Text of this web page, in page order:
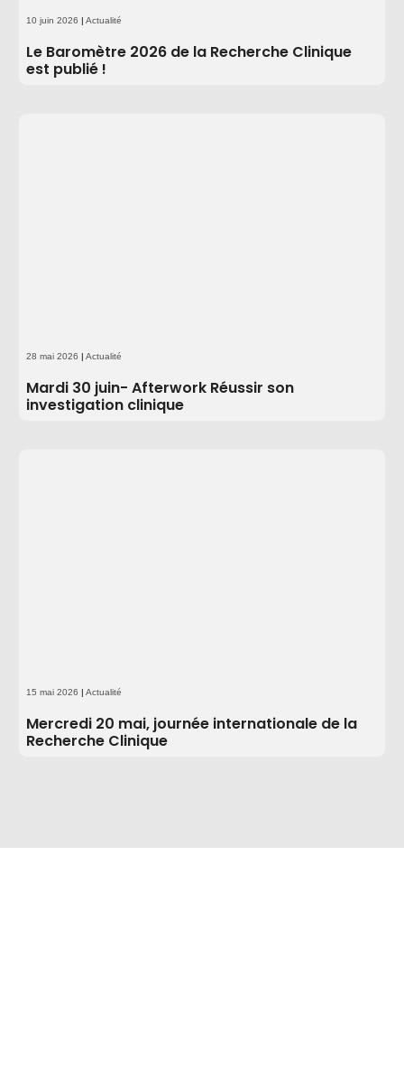
10 juin 2026 | Actualité
Le Baromètre 2026 de la Recherche Clinique
est publié !
28 mai 2026 | Actualité
Mardi 30 juin- Afterwork Réussir son
investigation clinique
15 mai 2026 | Actualité
Mercredi 20 mai, journée internationale de la
Recherche Clinique